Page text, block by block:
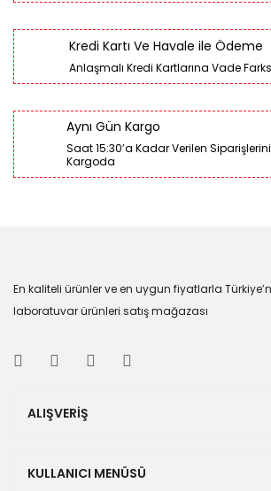
Kredi Kartı Ve Havale ile Ödeme
Anlaşmalı Kredi Kartlarına Vade
Aynı Gün Kargo
Saat 15:30’a Kadar Verilen
Kargoda
En kaliteli ürünler ve en uygun fiyatlarla
laboratuvar ürünleri satış mağazası
ALIŞVERİŞ
KULLANICI MENÜSÜ